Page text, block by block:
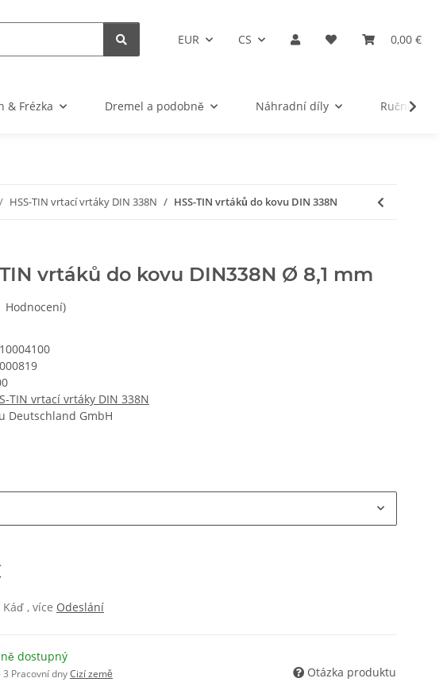
EUR CS 0,00 €
& Frézka Dremel a podobně Náhradní díly Ruční nářadí
HSS-TIN vrtací vrtáky DIN 338N HSS-TIN vrtáků do kovu DIN 338N
vrtáků do kovu DIN338N Ø 8,1 mm
Hodnocení)
10004100
TIN vrtací vrtáky DIN 338N
Deutschland GmbH
, více Odeslání
dostupný
3 Pracovní dnyCizí země Otázka produktu